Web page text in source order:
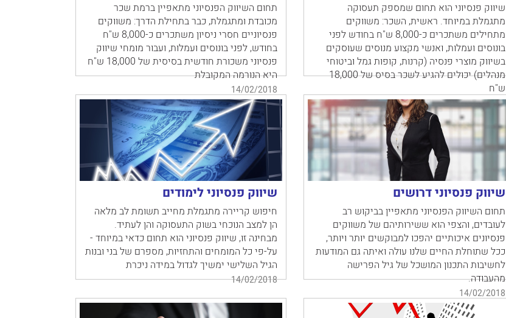
שיווק פנסיוני הוא תחום שמספק תעסוקה
מתגמלת במיוחד. ראשית, השכר: משווקים
מתחילים משתכרים כ-8,000 ש"ח בחודש לפני
בונוסים ועמלות, ואנשי מקצוע מנוסים שעוסקים
בשיווק מוצרי פנסיה (קרנות, קופות גמל וביטוחי
מנהלים) יכולים להגיע לשכר בסיס של 18,000
ש"ח
14/02/2018
תחום השיווק הפנסיוני מתאפיין ברמת שכר
מכובדת ומתגמלת, כבר בתחילת הדרך: משווקים
פנסיוניים חסרי ניסיון משתכרים כ-8,000 ש"ח
בחודש, לפני בונוסים ועמלות, ועבור מומחי שיווק
פנסיוני משכורת חודשית בסיסית של 18,000 ש"ח
היא הנורמה המקובלת
14/02/2018
שיווק פנסיוני דרושים
תחום השיווק הפנסיוני מתאפיין בביקוש רב
לעובדים, והצפי הוא ששירותיהם של משווקים
פנסיונים איכותיים יהפכו למבוקשים יותר ויותר,
ככל שתוחלת החיים שלנו עולה ואיתה גם המודעות
לחשיבות התכנון המושכל של גיל הפרישה
מהעבודה.
14/02/2018
שיווק פנסיוני לימודים
חיפוש קריירה מתגמלת מחייב תשומת לב מלאה
הן למצב הנוכחי בשוק התעסוקה והן לעתיד.
מבחינה זו, שיווק פנסיוני הוא תחום כדאי במיוחד -
על-פי כל המומחים והתחזיות, מספרם של בני ובנות
הגיל השלישי ימשיך לגדול במידה ניכרת
14/02/2018